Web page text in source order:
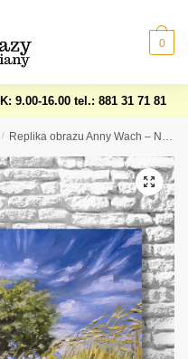
0
9.00-16.00 tel.: 881 31 71 81
/ Replika obrazu Anny Wach – Na skraju pola